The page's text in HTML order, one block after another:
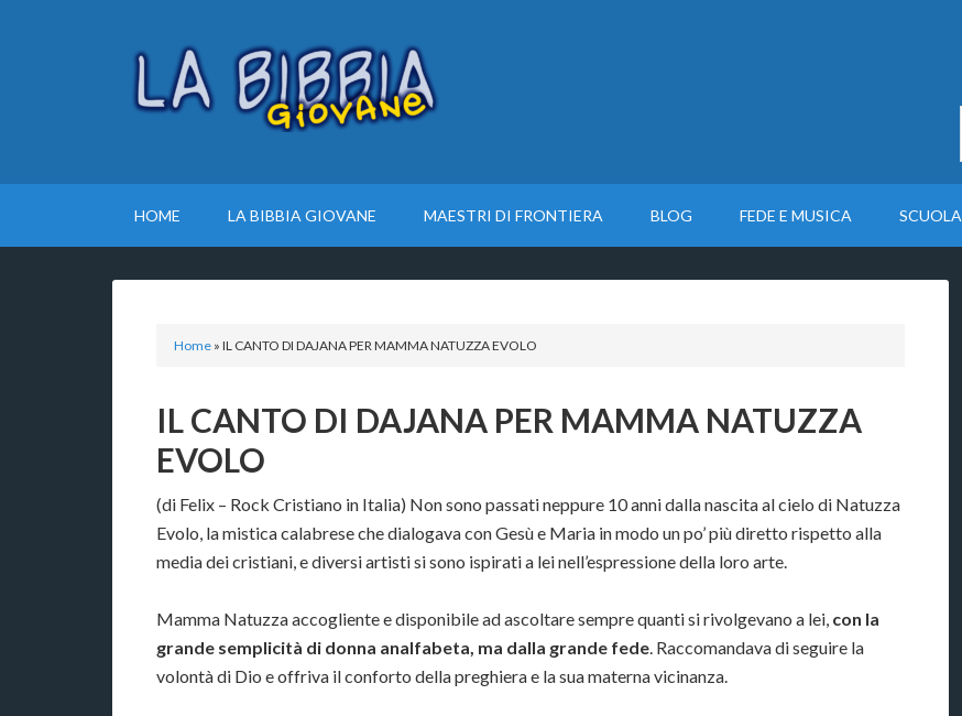
HOME LA BIBBIA GIOVANE MAESTRI DI FRONTIERA BLOG FEDE E MUSICA SCUOLA
Home » IL CANTO DI DAJANA PER MAMMA NATUZZA EVOLO
IL CANTO DI DAJANA PER MAMMA NATUZZA
EVOLO
(di Felix – Rock Cristiano in Italia) Non sono passati neppure 10 anni dalla nascita al cielo di Natuzza
Evolo, la mistica calabrese che dialogava con Gesù e Maria in modo un po’ più diretto rispetto alla
media dei cristiani, e diversi artisti si sono ispirati a lei nell’espressione della loro arte.
Mamma Natuzza accogliente e disponibile ad ascoltare sempre quanti si rivolgevano a lei, con la
grande semplicità di donna analfabeta, ma dalla grande fede. Raccomandava di seguire la
volontà di Dio e offriva il conforto della preghiera e la sua materna vicinanza.